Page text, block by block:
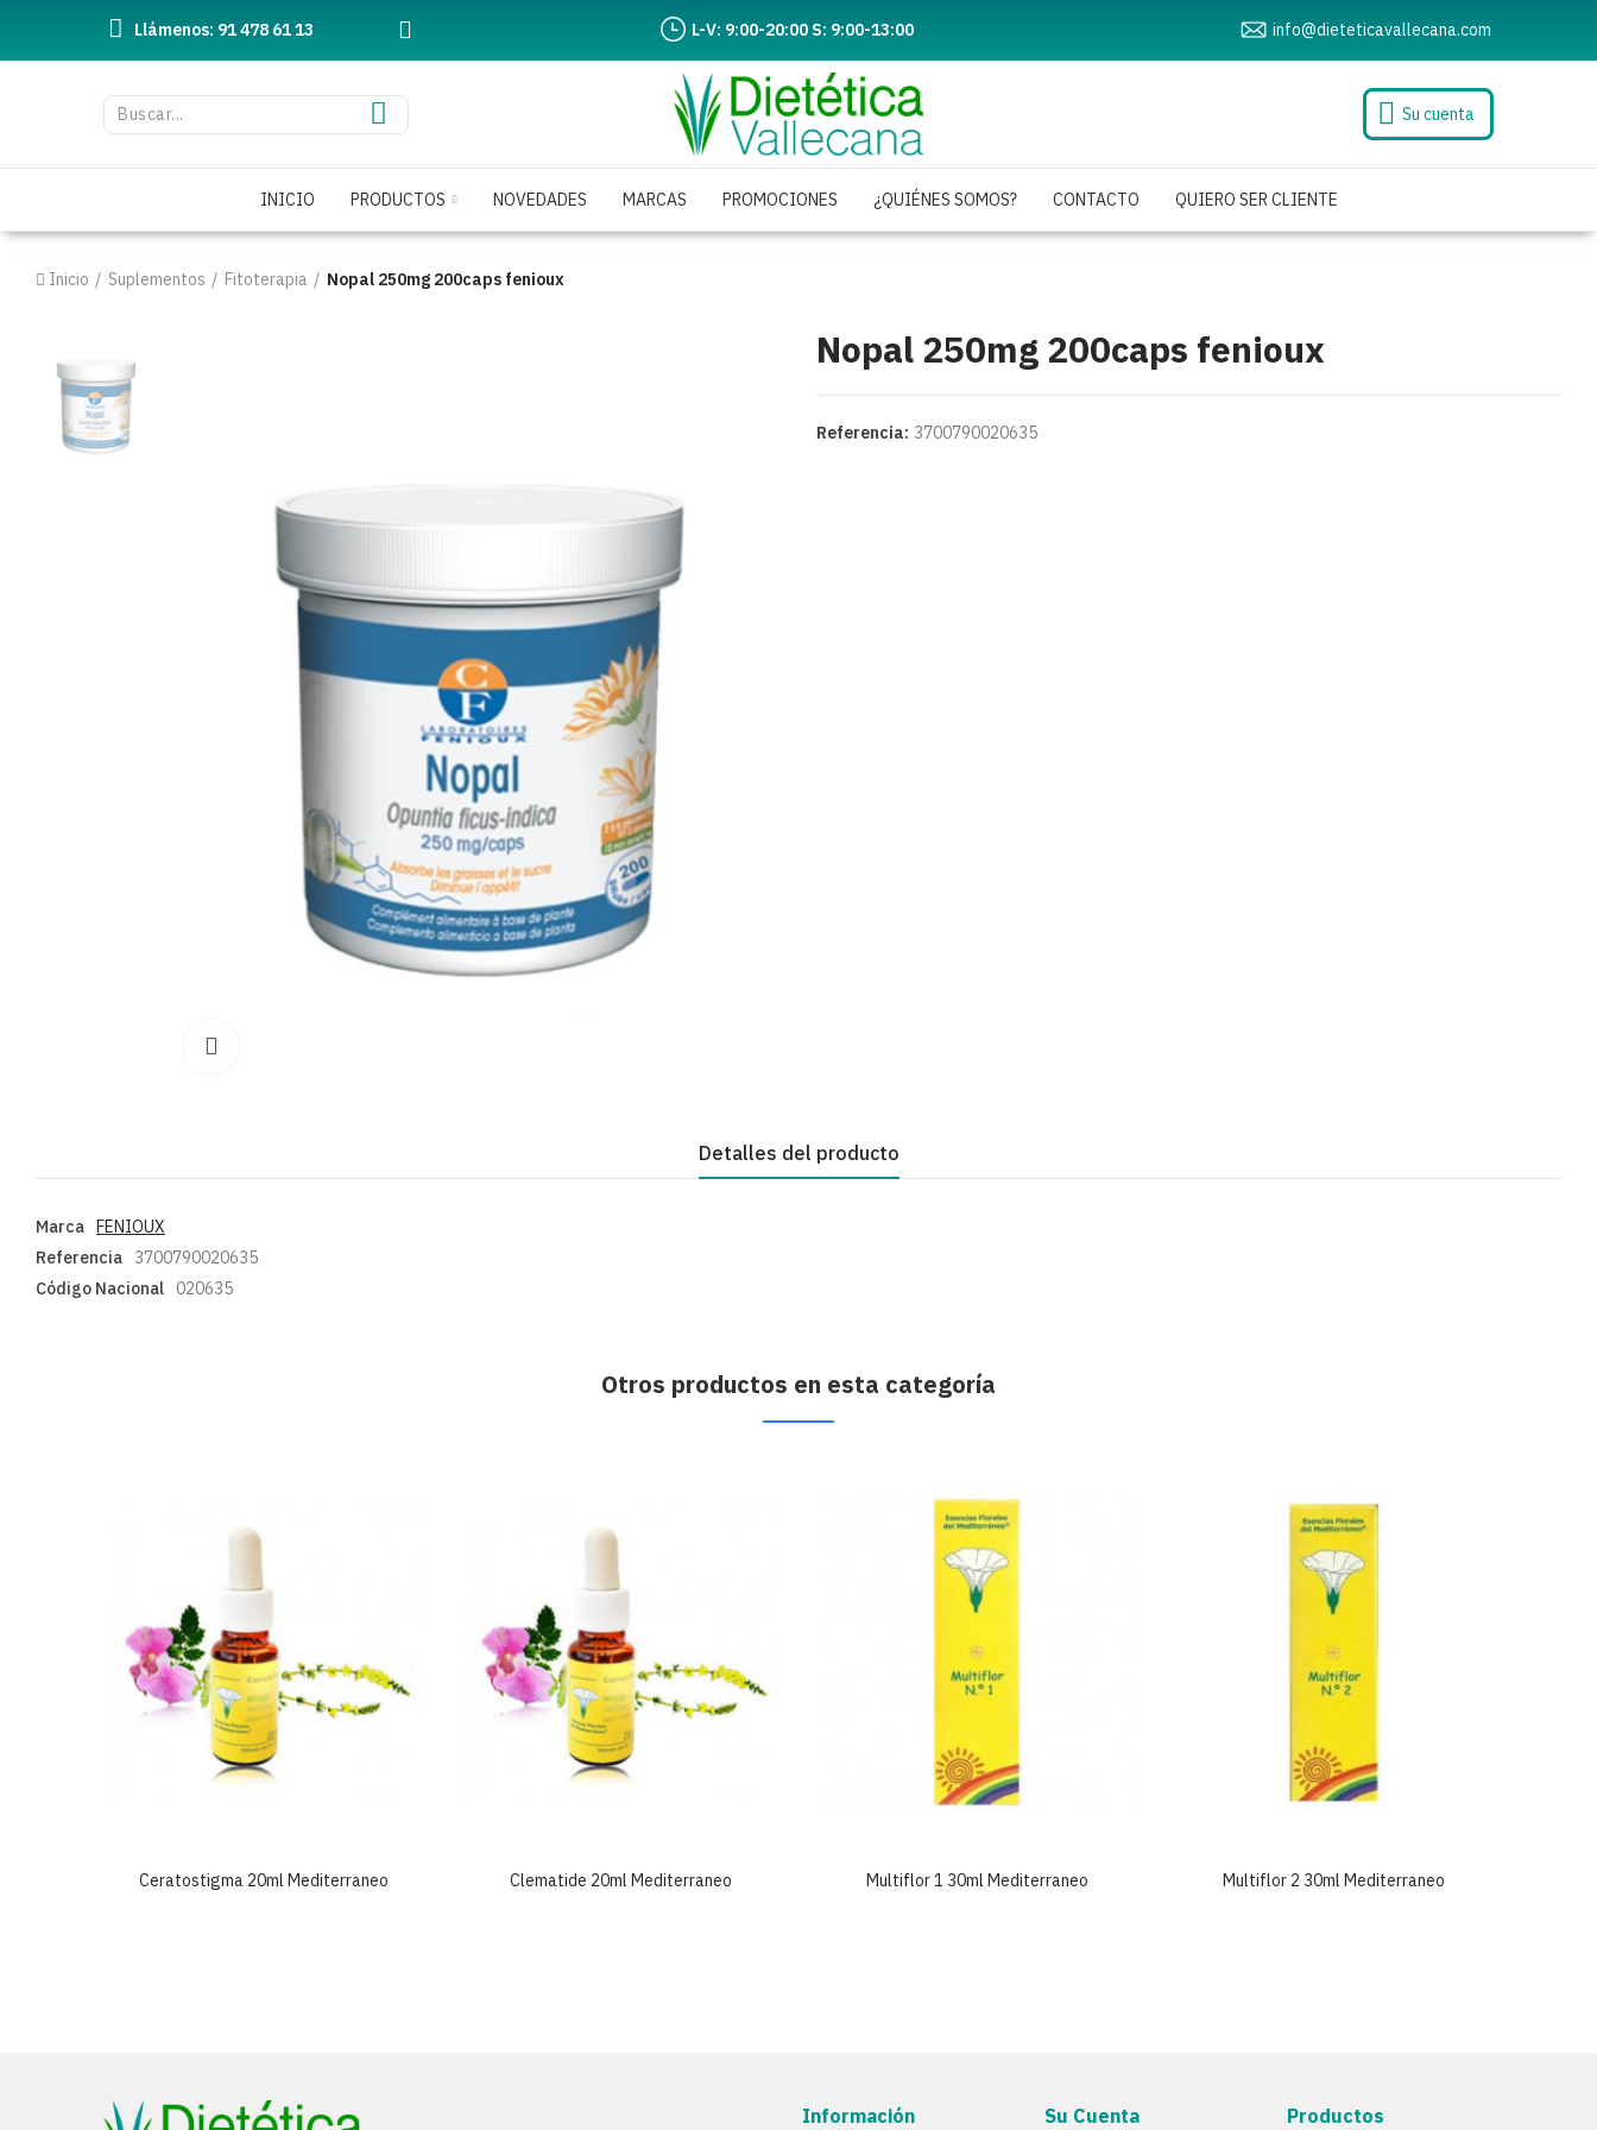
Llámenos: 91 478 61 13 L-V: 9:00-20:00 S: 9:00-13:00 info@dieteticavallecana.com
Su cuenta
INICIO PRODUCTOS NOVEDADES MARCAS PROMOCIONES ¿QUIÉNES SOMOS? CONTACTO QUIERO SER CLIENTE
Inicio Suplementos Fitoterapia Nopal 250mg 200caps fenioux
Nopal 250mg 200caps fenioux
Referencia: 3700790020635
Detalles del producto
Marca FENIOUX
Referencia
3700790020635
Código Nacional
020635
Otros productos en esta categoría
Ceratostigma 20ml Mediterraneo Clematide 20ml Mediterraneo Multiflor 1 30ml Mediterraneo Multiflor 2 30ml Mediterraneo
Información Su Cuenta Productos